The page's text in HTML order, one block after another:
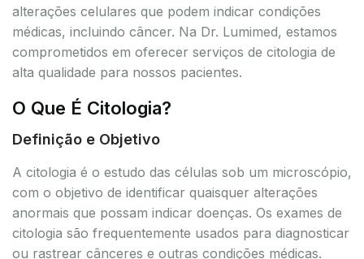
alterações celulares que podem indicar condições
médicas, incluindo câncer. Na Dr. Lumimed, estamos
comprometidos em oferecer serviços de citologia de
alta qualidade para nossos pacientes.
O Que É Citologia?
Definição e Objetivo
A citologia é o estudo das células sob um microscópio,
com o objetivo de identificar quaisquer alterações
anormais que possam indicar doenças. Os exames de
citologia são frequentemente usados para diagnosticar
ou rastrear cânceres e outras condições médicas.